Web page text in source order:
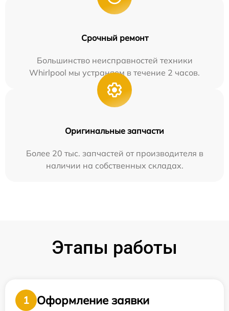
Срочный ремонт
Большинство неисправностей техники
Whirlpool мы устраняем в течение 2 часов.
Оригинальные запчасти
Более 20 тыс. запчастей от производителя в
наличии на собственных складах.
Этапы работы
1
Оформление заявки